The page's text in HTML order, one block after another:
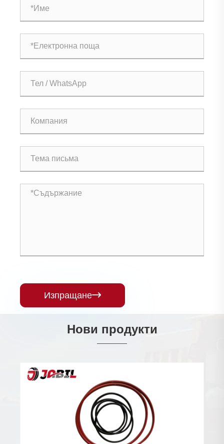
Изпращане
Нови продукти